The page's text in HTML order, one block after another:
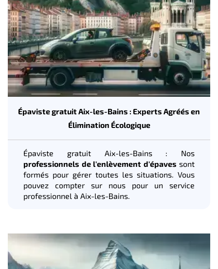
Épaviste gratuit Aix-les-Bains : Experts Agréés en
Élimination Écologique
Épaviste gratuit Aix-les-Bains : Nos
professionnels de l'enlèvement d'épaves sont
formés pour gérer toutes les situations. Vous
pouvez compter sur nous pour un service
professionnel à Aix-les-Bains.